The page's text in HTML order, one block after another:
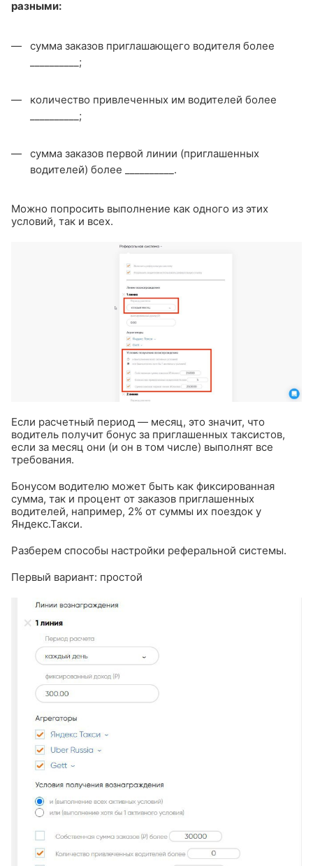
разными:
сумма заказов приглашающего водителя более
__________;
количество привлеченных им водителей более
__________;
сумма заказов первой линии (приглашенных
водителей) более __________.
Можно попросить выполнение как одного из этих
условий, так и всех.
Если расчетный период — месяц, это значит, что
водитель получит бонус за приглашенных таксистов,
если за месяц они (и он в том числе) выполнят все
требования.
Бонусом водителю может быть как фиксированная
сумма, так и процент от заказов приглашенных
водителей, например, 2% от суммы их поездок у
Яндекс.Такси.
Разберем способы настройки реферальной системы.
Первый вариант: простой